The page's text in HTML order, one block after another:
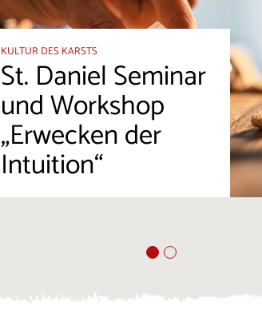
KULTUR DES KARSTS
St. Daniel Seminar
und Workshop
„Erwecken der
Intuition“